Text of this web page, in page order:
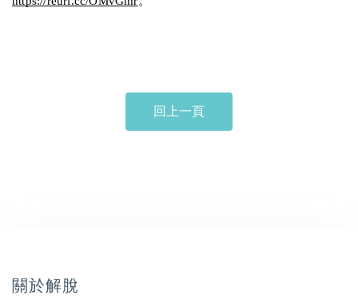
回上一頁
關於解脫